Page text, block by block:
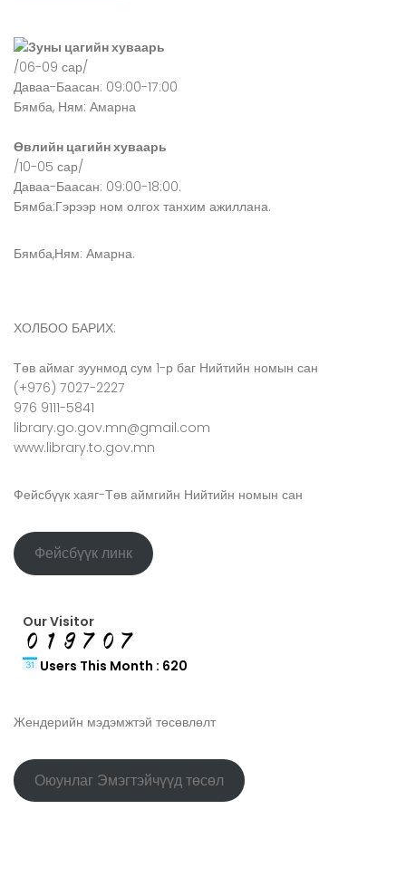
Зуны цагийн хуваарь
/06-09 сар/
Даваа-Баасан: 09:00-17:00
Бямба, Ням: Амарна
Өвлийн цагийн хуваарь
/10-05 сар/
Даваа-Баасан: 09:00-18:00.
Бямба:Гэрээр ном олгох танхим ажиллана.
Бямба,Ням: Амарна.
ХОЛБОО БАРИХ:
Төв аймаг зуунмод сум 1-р баг Нийтийн номын сан
(+976) 7027-2227
976 9111-5841
library.go.gov.mn@gmail.com
www.library.to.gov.mn
Фейсбүүк хаяг-Төв аймгийн Нийтийн номын сан
Фейсбүүк линк
Our Visitor
Users This Month : 620
Жендерийн мэдэмжтэй төсөвлөлт
Оюунлаг Эмэгтэйчүүд төсөл